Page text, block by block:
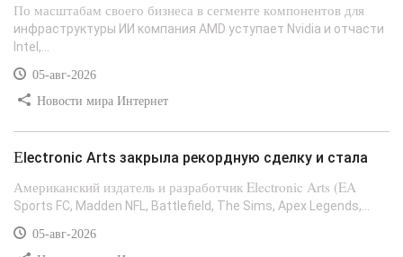
По масштабам своего бизнеса в сегменте компонентов для
инфраструктуры ИИ компания AMD уступает Nvidia и отчасти
Intel,...
05-авг-2026
Новости мира Интернет
Electronic Arts закрыла рекордную сделку и стала
Американский издатель и разработчик Electronic Arts (EA
Sports FC, Madden NFL, Battlefield, The Sims, Apex Legends,...
05-авг-2026